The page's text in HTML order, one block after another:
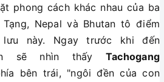
phong cách khác nhau của ba
Nepal và Bhutan tô điểm
này. Ngay trước khi đến
sẽ nhìn thấy Tachogang
bên trái, "ngôi đền của con